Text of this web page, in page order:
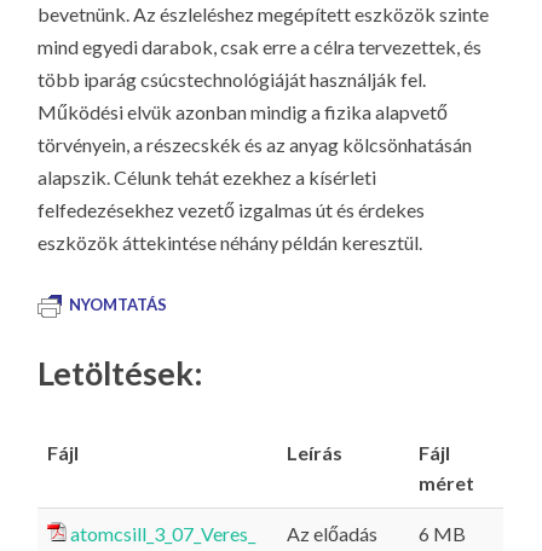
bevetnünk. Az észleléshez megépített eszközök szinte
mind egyedi darabok, csak erre a célra tervezettek, és
több iparág csúcstechnológiáját használják fel.
Működési elvük azonban mindig a fizika alapvető
törvényein, a részecskék és az anyag kölcsönhatásán
alapszik. Célunk tehát ezekhez a kísérleti
felfedezésekhez vezető izgalmas út és érdekes
eszközök áttekintése néhány példán keresztül.
NYOMTATÁS
Letöltések:
Fájl Leírás
Fájl
méret
atomcsill_3_07_Veres_
Az előadás
6 MB